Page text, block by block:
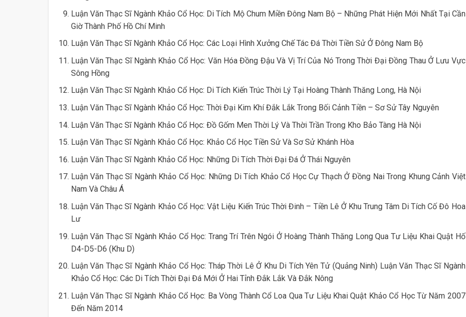
Luận Văn Thạc Sĩ Ngành Khảo Cổ Học: Di Tích Mộ Chum Miền Đông Nam Bộ – Những Phát Hiện Mới Nhất Tại Cần
Giờ Thành Phố Hồ Chí Minh
Luận Văn Thạc Sĩ Ngành Khảo Cổ Học: Các Loại Hình Xưởng Chế Tác Đá Thời Tiền Sử Ở Đông Nam Bộ
Luận Văn Thạc Sĩ Ngành Khảo Cổ Học: Văn Hóa Đồng Đậu Và Vị Trí Của Nó Trong Thời Đại Đồng Thau Ở Lưu Vực
Sông Hồng
Luận Văn Thạc Sĩ Ngành Khảo Cổ Học: Di Tích Kiến Trúc Thời Lý Tại Hoàng Thành Thăng Long, Hà Nội
Luận Văn Thạc Sĩ Ngành Khảo Cổ Học: Thời Đại Kim Khí Đắk Lắk Trong Bối Cảnh Tiền – Sơ Sử Tây Nguyên
Luận Văn Thạc Sĩ Ngành Khảo Cổ Học: Đồ Gốm Men Thời Lý Và Thời Trần Trong Kho Bảo Tàng Hà Nội
Luận Văn Thạc Sĩ Ngành Khảo Cổ Học: Khảo Cổ Học Tiền Sử Và Sơ Sử Khánh Hòa
Luận Văn Thạc Sĩ Ngành Khảo Cổ Học: Những Di Tích Thời Đại Đá Ở Thái Nguyên
Luận Văn Thạc Sĩ Ngành Khảo Cổ Học: Những Di Tích Khảo Cổ Học Cự Thạch Ở Đồng Nai Trong Khung Cảnh Việt
Nam Và Châu Á
Luận Văn Thạc Sĩ Ngành Khảo Cổ Học: Vật Liệu Kiến Trúc Thời Đinh – Tiền Lê Ở Khu Trung Tâm Di Tích Cố Đô Hoa
Lư
Luận Văn Thạc Sĩ Ngành Khảo Cổ Học: Trang Trí Trên Ngói Ở Hoàng Thành Thăng Long Qua Tư Liệu Khai Quật Hố
D4-D5-D6 (Khu D)
Luận Văn Thạc Sĩ Ngành Khảo Cổ Học: Tháp Thời Lê Ở Khu Di Tích Yên Tử (Quảng Ninh) Luận Văn Thạc Sĩ Ngành
Khảo Cổ Học: Các Di Tích Thời Đại Đá Mới Ở Hai Tỉnh Đắk Lắk Và Đắk Nông
Luận Văn Thạc Sĩ Ngành Khảo Cổ Học: Ba Vòng Thành Cổ Loa Qua Tư Liệu Khai Quật Khảo Cổ Học Từ Năm 2007
Đến Năm 2014